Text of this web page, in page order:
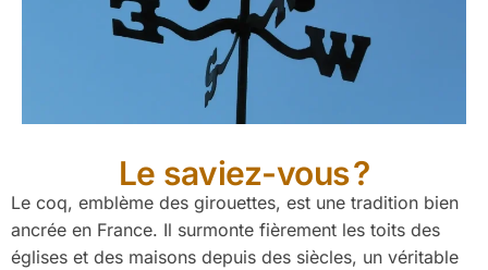
Le saviez-vous ?
Le coq, emblème des girouettes, est une tradition bien
ancrée en France. Il surmonte fièrement les toits des
églises et des maisons depuis des siècles, un véritable